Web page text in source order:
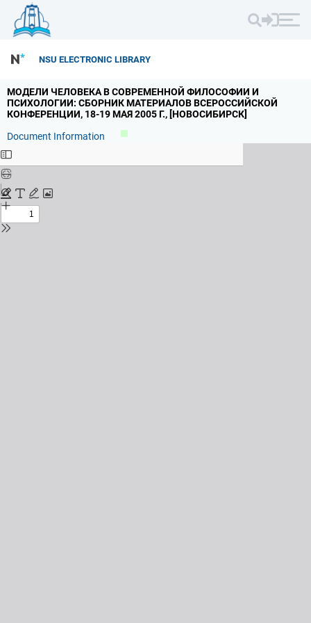
NSU ELECTRONIC LIBRARY
МОДЕЛИ ЧЕЛОВЕКА В СОВРЕМЕННОЙ ФИЛОСОФИИ И
ПСИХОЛОГИИ: СБОРНИК МАТЕРИАЛОВ ВСЕРОССИЙСКОЙ
КОНФЕРЕНЦИИ, 18-19 МАЯ 2005 Г., [НОВОСИБИРСК]
Document Information